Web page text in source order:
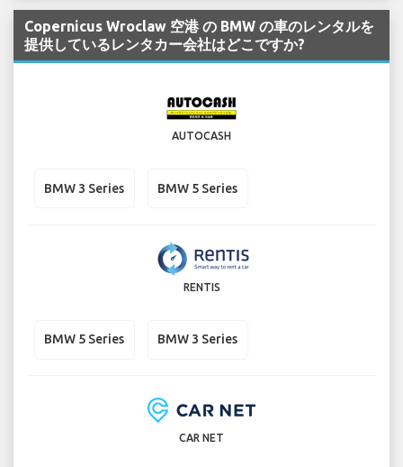
Copernicus Wroclaw 空港 の BMW の車のレンタルを
提供しているレンタカー会社はどこですか?
AUTOCASH
BMW 3 Series BMW 5 Series
RENTIS
BMW 5 Series BMW 3 Series
CAR NET